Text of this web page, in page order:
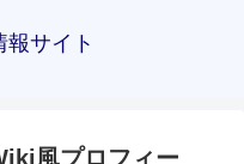
サイト
風プロフィー